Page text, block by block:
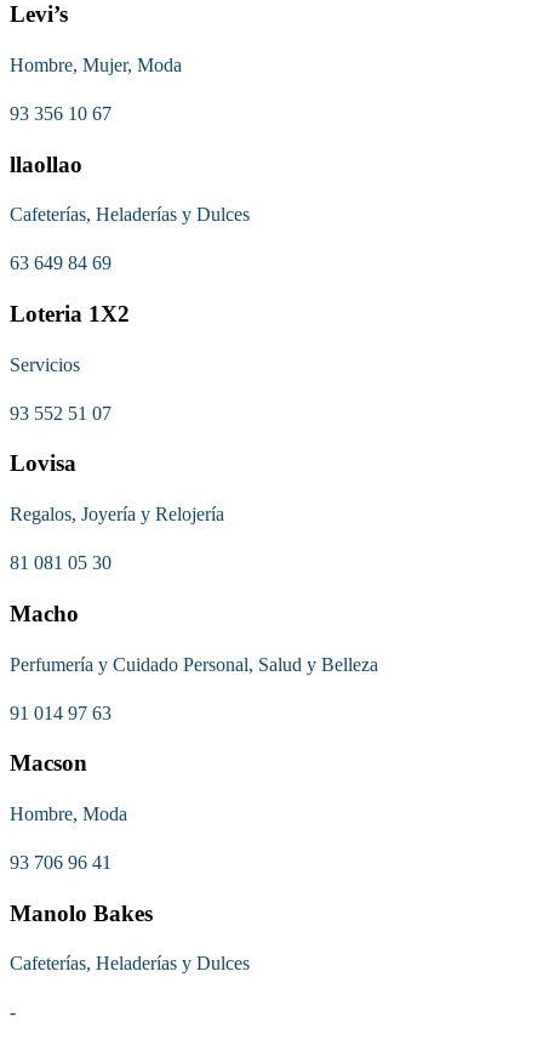
Levi’s
Hombre, Mujer, Moda
93 356 10 67
llaollao
Cafeterías, Heladerías y Dulces
63 649 84 69
Loteria 1X2
Servicios
93 552 51 07
Lovisa
Regalos, Joyería y Relojería
81 081 05 30
Macho
Perfumería y Cuidado Personal, Salud y Belleza
91 014 97 63
Macson
Hombre, Moda
93 706 96 41
Manolo Bakes
Cafeterías, Heladerías y Dulces
-